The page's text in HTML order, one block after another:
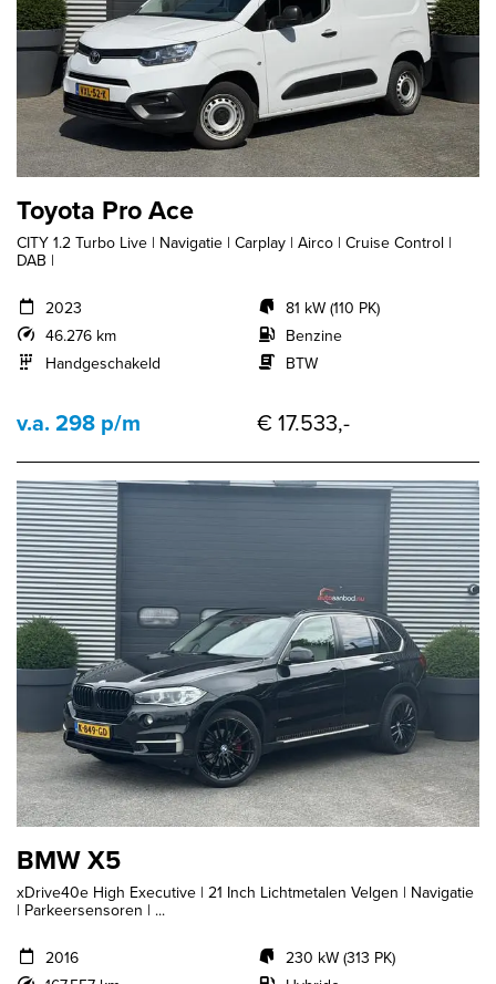
Toyota Pro Ace
CITY 1.2 Turbo Live | Navigatie | Carplay | Airco | Cruise Control |
DAB |
2023
46.276 km
Handgeschakeld
81 kW (110 PK)
Benzine
BTW
v.a. 298 p/m € 17.533,-
BMW X5
xDrive40e High Executive | 21 Inch Lichtmetalen Velgen | Navigatie
| Parkeersensoren | ...
2016
230 kW (313 PK)